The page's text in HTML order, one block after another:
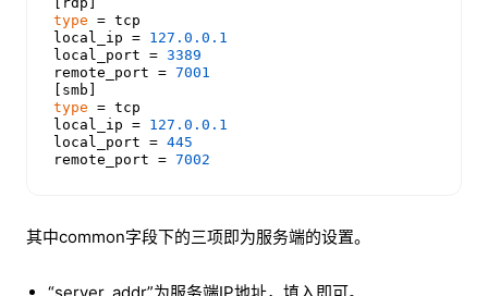
type = tcp
local_ip = 127.0 .0 .1
local_port = 3389
remote_port = 7001
type = tcp
local_ip = 127.0 .0 .1
local_port = 445
remote_port = 7002
其中common字段下的三项即为服务端的设置。